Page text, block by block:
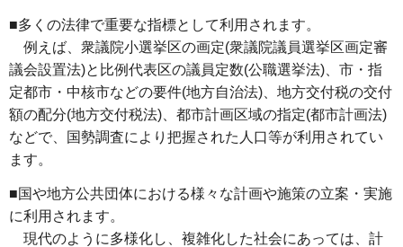
■多くの法律で重要な指標として利用されます。
例えば、衆議院小選挙区の画定(衆議院議員選挙区画定審
議会設置法)と比例代表区の議員定数(公職選挙法)、市・指
定都市・中核市などの要件(地方自治法)、地方交付税の交付
額の配分(地方交付税法)、都市計画区域の指定(都市計画法)
などで、国勢調査により把握された人口等が利用されてい
ます。
■国や地方公共団体における様々な計画や施策の立案・実施
に利用されます。
現代のように多様化し、複雑化した社会にあっては、計